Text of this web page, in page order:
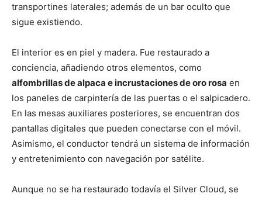
transportines laterales; además de un bar oculto que
sigue existiendo.
El interior es en piel y madera. Fue restaurado a
conciencia, añadiendo otros elementos, como
alfombrillas de alpaca e incrustaciones de oro rosa en
los paneles de carpintería de las puertas o el salpicadero.
En las mesas auxiliares posteriores, se encuentran dos
pantallas digitales que pueden conectarse con el móvil.
Asimismo, el conductor tendrá un sistema de información
y entretenimiento con navegación por satélite.
Aunque no se ha restaurado todavía el Silver Cloud, se